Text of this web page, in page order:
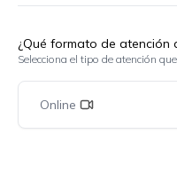
¿Qué formato de atención
Selecciona el tipo de atención
Online